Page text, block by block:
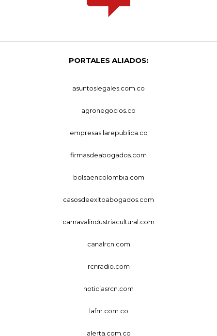
PORTALES ALIADOS:
asuntoslegales.com.co
agronegocios.co
empresas.larepublica.co
firmasdeabogados.com
bolsaencolombia.com
casosdeexitoabogados.com
carnavalindustriacultural.com
canalrcn.com
rcnradio.com
noticiasrcn.com
lafm.com.co
alerta.com.co